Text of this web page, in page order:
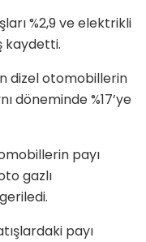
%2,9 ve elektrikli
kaydetti.
dizel otomobillerin
döneminde %17’ye
payı
gazlı
payı